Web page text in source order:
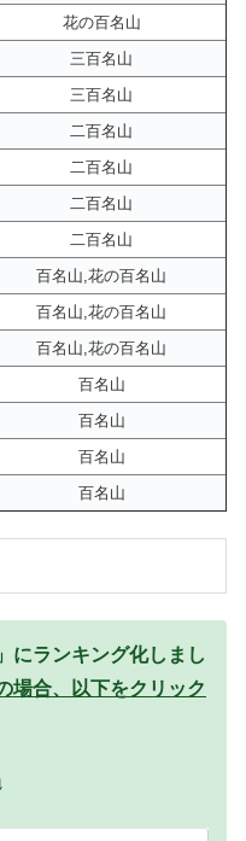
花の百名山
三百名山
三百名山
二百名山
二百名山
二百名山
二百名山
百名山,花の百名山
百名山,花の百名山
百名山,花の百名山
百名山
百名山
百名山
百名山
にランキング化しまし
場合、以下をクリック